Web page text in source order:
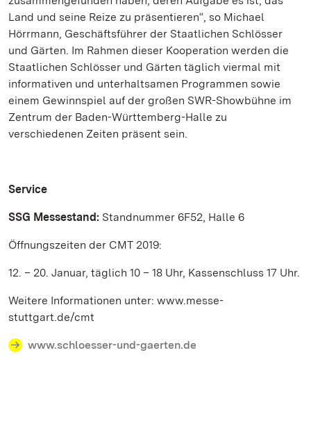
Land und seine Reize zu präsentieren“, so Michael
Hörrmann, Geschäftsführer der Staatlichen Schlösser
und Gärten. Im Rahmen dieser Kooperation werden die
Staatlichen Schlösser und Gärten täglich viermal mit
informativen und unterhaltsamen Programmen sowie
einem Gewinnspiel auf der großen SWR-Showbühne im
Zentrum der Baden-Württemberg-Halle zu
verschiedenen Zeiten präsent sein.
Service
SSG Messestand: Standnummer 6F52, Halle 6
Öffnungszeiten der CMT 2019:
12. – 20. Januar, täglich 10 – 18 Uhr, Kassenschluss 17 Uhr.
Weitere Informationen unter: www.messe-
stuttgart.de/cmt
www.schloesser-und-gaerten.de